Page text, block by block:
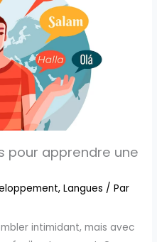
pour apprendre une
,Langues / Par
intimidant, mais avec